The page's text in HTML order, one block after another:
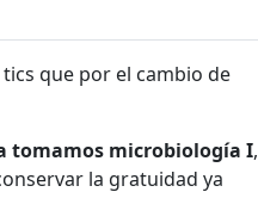
que por el cambio de
tomamos microbiología I,
la gratuidad ya